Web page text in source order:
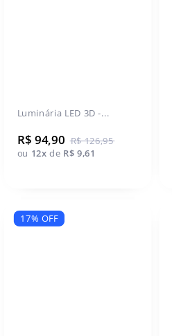
Luminária LED 3D -...
R$ 94,90 R$ 126,95
ou 12x de R$ 9,61
17% OFF